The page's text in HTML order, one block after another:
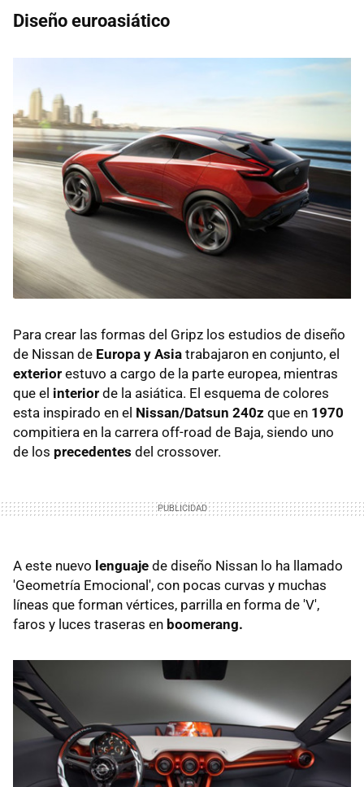
Diseño euroasiático
Para crear las formas del Gripz los estudios de diseño
de Nissan de Europa y Asia trabajaron en conjunto, el
exterior estuvo a cargo de la parte europea, mientras
que el interior de la asiática. El esquema de colores
esta inspirado en el Nissan/Datsun 240z que en 1970
compitiera en la carrera off-road de Baja, siendo uno
de los precedentes del crossover.
A este nuevo lenguaje de diseño Nissan lo ha llamado
'Geometría Emocional', con pocas curvas y muchas
líneas que forman vértices, parrilla en forma de 'V',
faros y luces traseras en boomerang.